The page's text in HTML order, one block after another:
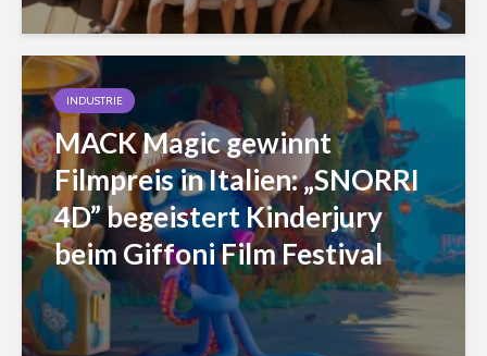
INDUSTRIE
MACK Magic gewinnt
Filmpreis in Italien: „SNORRI
4D” begeistert Kinderjury
beim Giffoni Film Festival